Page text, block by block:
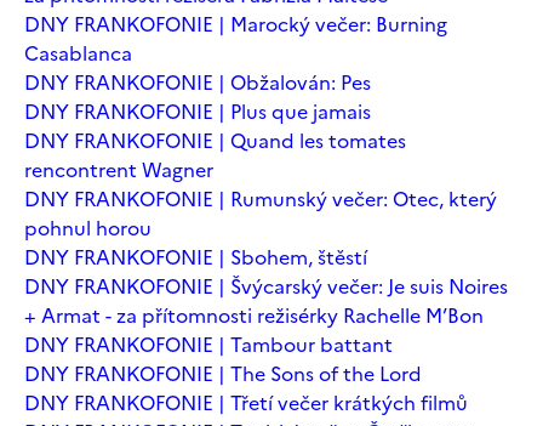
DNY FRANKOFONIE | Marocký večer: Burning
Casablanca
DNY FRANKOFONIE | Obžalován: Pes
DNY FRANKOFONIE | Plus que jamais
DNY FRANKOFONIE | Quand les tomates
rencontrent Wagner
DNY FRANKOFONIE | Rumunský večer: Otec, který
pohnul horou
DNY FRANKOFONIE | Sbohem, štěstí
DNY FRANKOFONIE | Švýcarský večer: Je suis Noires
+ Armat - za přítomnosti režisérky Rachelle M’Bon
DNY FRANKOFONIE | Tambour battant
DNY FRANKOFONIE | The Sons of the Lord
DNY FRANKOFONIE | Třetí večer krátkých filmů